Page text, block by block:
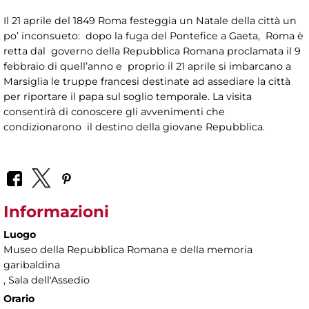
Il 21 aprile del 1849 Roma festeggia un Natale della città un
po’ inconsueto: dopo la fuga del Pontefice a Gaeta, Roma è
retta dal governo della Repubblica Romana proclamata il 9
febbraio di quell’anno e proprio il 21 aprile si imbarcano a
Marsiglia le truppe francesi destinate ad assediare la città
per riportare il papa sul soglio temporale. La visita
consentirà di conoscere gli avvenimenti che
condizionarono il destino della giovane Repubblica.
Informazioni
Luogo
Museo della Repubblica Romana e della memoria
garibaldina
, Sala dell'Assedio
Orario